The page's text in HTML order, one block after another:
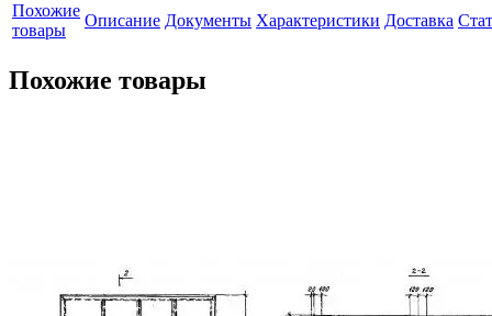
Похожие
товары
Описание Документы Характеристики Доставка
Похожие товары